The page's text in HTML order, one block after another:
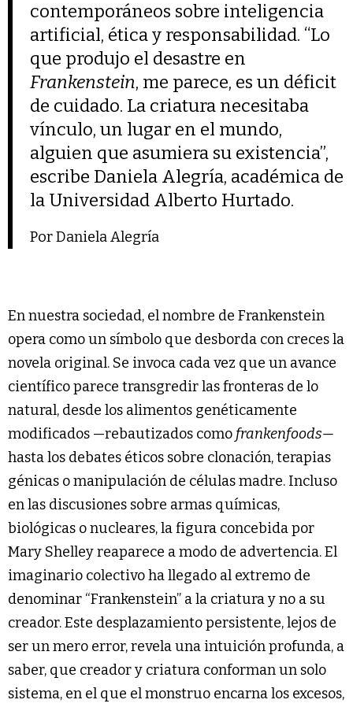
contemporáneos sobre inteligencia
artificial, ética y responsabilidad. “Lo
que produjo el desastre en
Frankenstein, me parece, es un déficit
de cuidado. La criatura necesitaba
vínculo, un lugar en el mundo,
alguien que asumiera su existencia”,
escribe Daniela Alegría, académica de
la Universidad Alberto Hurtado.
Por Daniela Alegría
En nuestra sociedad, el nombre de Frankenstein
opera como un símbolo que desborda con creces la
novela original. Se invoca cada vez que un avance
científico parece transgredir las fronteras de lo
natural, desde los alimentos genéticamente
modificados —rebautizados como frankenfoods—
hasta los debates éticos sobre clonación, terapias
génicas o manipulación de células madre. Incluso
en las discusiones sobre armas químicas,
biológicas o nucleares, la figura concebida por
Mary Shelley reaparece a modo de advertencia. El
imaginario colectivo ha llegado al extremo de
denominar “Frankenstein” a la criatura y no a su
creador. Este desplazamiento persistente, lejos de
ser un mero error, revela una intuición profunda, a
saber, que creador y criatura conforman un solo
sistema, en el que el monstruo encarna los excesos,